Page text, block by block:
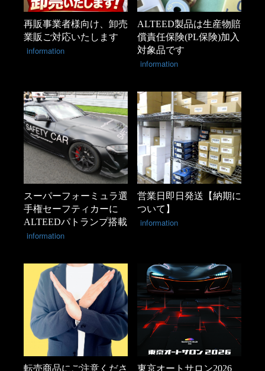
再販事業者様向け、卸売
業販ご対応いたします
information
ALTEED製品は生産物賠
償責任保険(PL保険)加入
対象品です
information
スーパーフォーミュラ選
手権セーフティカーに
ALTEEDパトランプ搭載
information
営業日即日発送【納期に
ついて】
information
転売商品にご注意くださ
東京オートサロン2026